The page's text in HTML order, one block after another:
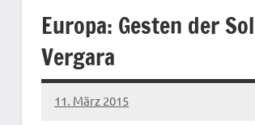
Europa: Gesten der
Vergara
11. März 2015
admin